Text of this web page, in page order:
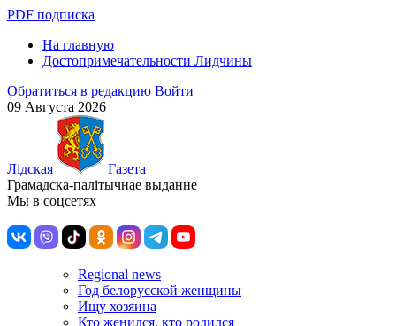
PDF подписка
На главную
Достопримечательности Лидчины
Обратиться в редакцию Войти
09 Августа 2026
Лiдская
Газета
Грамадска-палiтычнае выданне
Мы в соцсетях
Regional news
Год белорусской женщины
Ищу хозяина
Кто женился, кто родился